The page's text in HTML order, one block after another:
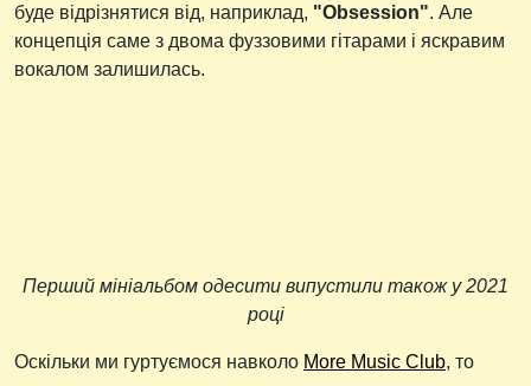
буде відрізнятися від, наприклад, "Obsession". Але
концепція саме з двома фуззовими гітарами і яскравим
вокалом залишилась.
Перший мініальбом одесити випустили також у 2021
році
Оскільки ми гуртуємося навколо More Music Club, то